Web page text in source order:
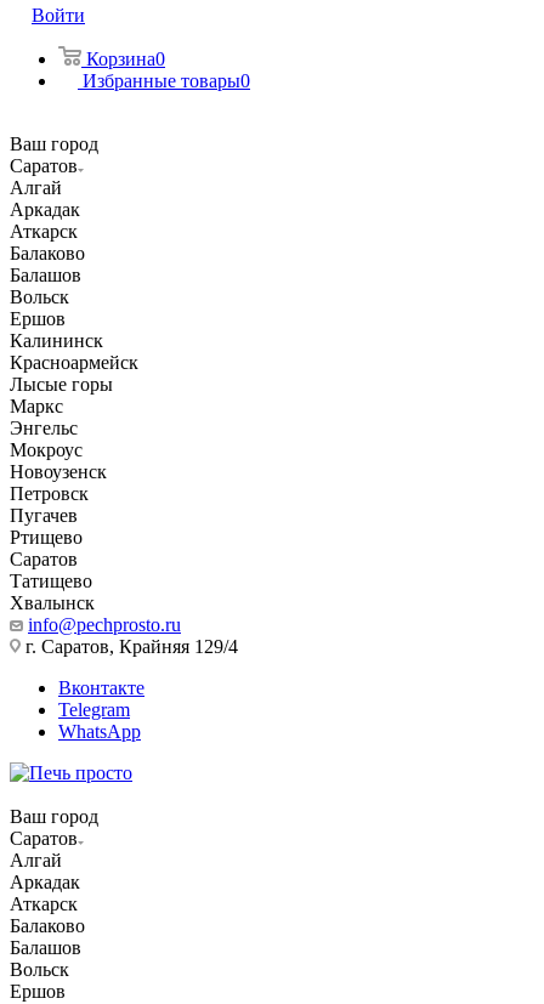
Войти
Корзина0
Избранные товары0
Ваш город
Саратов
Алгай
Аркадак
Аткарск
Балаково
Балашов
Вольск
Ершов
Калининск
Красноармейск
Лысые горы
Маркс
Энгельс
Мокроус
Новоузенск
Петровск
Пугачев
Ртищево
Саратов
Татищево
Хвалынск
info@pechprosto.ru
г. Саратов, Крайняя 129/4
Вконтакте
Telegram
WhatsApp
Ваш город
Саратов
Алгай
Аркадак
Аткарск
Балаково
Балашов
Вольск
Ершов